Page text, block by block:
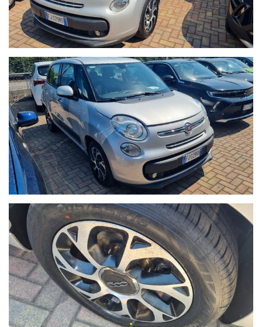
vantaggiosi.
- Su ogni nostro veicolo vengono eseguiti più di 50 controlli
prima della consegna.
- In caso di veicoli da dare in permuta, si prega di inviare un
messaggio su Whatsapp al numero 389.535.7225 specificando
marca, modello, anno di immatricolazione, km percorsi, eventuali
interventi eseguiti e veicolo di interesse.
Sono inoltre necessarie fotografie dettagliate della vettura
posseduta. I nostri consulenti risponderanno indicando una
prima valutazione indicativa migliroabile di persona.
- Il Gruppo Autoquadrifoglio è concessionaria ufficiale Opel per
la vendita di autoveicoli e veicoli industriali dal 1978. Nel 2000
ha ampliato la gamma di servizi per i clienti con una moderna
autofficina meccanica.
Nel 2004 comincia l’avventura “Outlet dell’auto”, per la
commercializzazione di veicoli d’occasione garantiti di tutte le
marche.
Nel 2015 diventa nuova e unica concessionaria per la provincia
di Savona del brand Hyundai, aprendo una nuova sede in via
Braja 48r a Savona.
Oggi Autoquadrifoglio è anche concessionaria ufficiale per la
provincia di Savona dei brand Peugeot e Citroen, con sede in Via
Nizza 18 a Savona.
- Le immagini possono differire dalla vettura reale in stock